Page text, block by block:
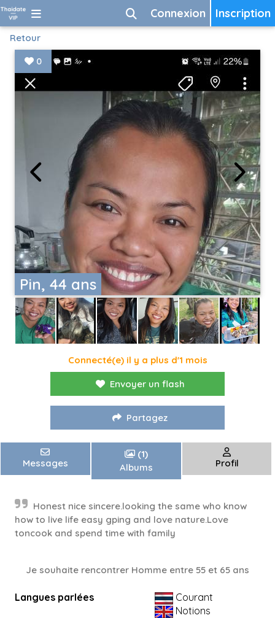
Inscription
Connexion
Retour
Pin, 44 ans
0
Connecté(e) il y a plus d'1 mois
Envoyer un flash
Partagez
Messages
(1)
Albums
Profil
Honest nice sincere.looking the same who know
how to live life easy gping and love nature.Love
toncook and spend time with family
Je souhaite rencontrer Homme entre 55 et 65 ans
Langues parlées
Courant
Notions